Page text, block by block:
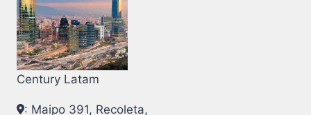
Century Latam
: Maipo 391, Recoleta,